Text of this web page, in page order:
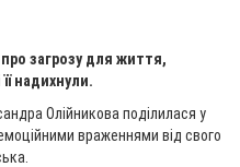
загрозу для життя,
надихнули.
Олійникова поділилася у
враженнями від свого